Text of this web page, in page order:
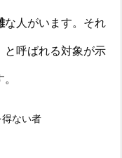
な人がいます。それ
と呼ばれる対象が示
ない者